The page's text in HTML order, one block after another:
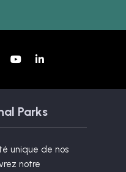
Parks
unique de nos
notre